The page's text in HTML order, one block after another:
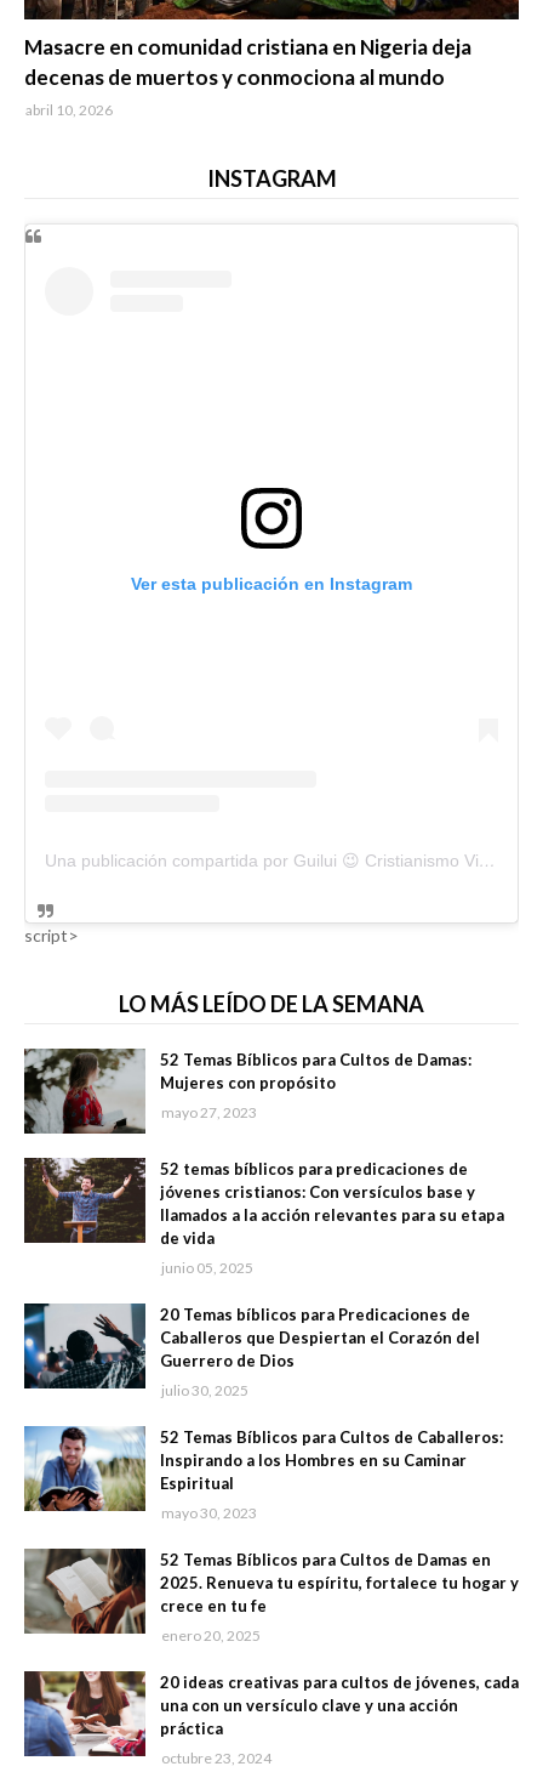
Masacre en comunidad cristiana en Nigeria deja
decenas de muertos y conmociona al mundo
abril 10, 2026
INSTAGRAM
Ver esta publicación en Instagram
Una publicación compartida por Guilui 😉 Cristianismo Viral (@guiluiviral)
script>
LO MÁS LEÍDO DE LA SEMANA
52 Temas Bíblicos para Cultos de Damas:
Mujeres con propósito
mayo 27, 2023
52 temas bíblicos para predicaciones de
jóvenes cristianos: Con versículos base y
llamados a la acción relevantes para su etapa
de vida
junio 05, 2025
20 Temas bíblicos para Predicaciones de
Caballeros que Despiertan el Corazón del
Guerrero de Dios
julio 30, 2025
52 Temas Bíblicos para Cultos de Caballeros:
Inspirando a los Hombres en su Caminar
Espiritual
mayo 30, 2023
52 Temas Bíblicos para Cultos de Damas en
2025. Renueva tu espíritu, fortalece tu hogar y
crece en tu fe
enero 20, 2025
20 ideas creativas para cultos de jóvenes, cada
una con un versículo clave y una acción
práctica
octubre 23, 2024